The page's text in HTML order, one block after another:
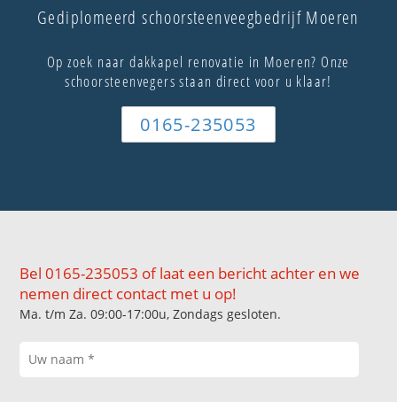
Gediplomeerd schoorsteenveegbedrijf Moeren
Op zoek naar dakkapel renovatie in Moeren? Onze
schoorsteenvegers staan direct voor u klaar!
0165-235053
Bel 0165-235053 of laat een bericht achter en we
nemen direct contact met u op!
Ma. t/m Za. 09:00-17:00u, Zondags gesloten.